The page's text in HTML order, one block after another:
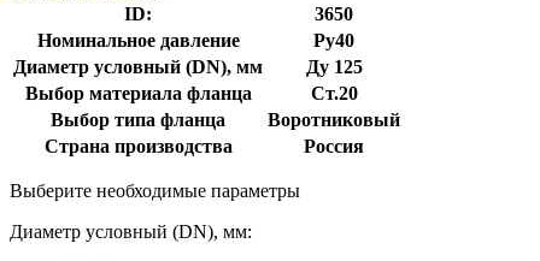
ID:
3650
Номинальное давление
Ру40
Диаметр условный (DN), мм
Ду 125
Выбор материала фланца
Ст.20
Выбор типа фланца
Воротниковый
Страна производства
Россия
Выберите необходимые параметры
Диаметр условный (DN), мм: